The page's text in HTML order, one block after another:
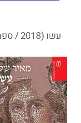
עשו (2018 / ספר)